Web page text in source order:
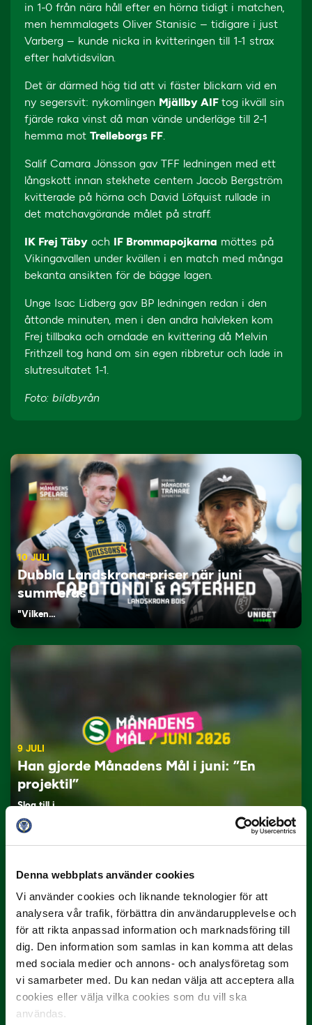
Denna webbplats använder cookies
Vi använder cookies och liknande teknologier för att
analysera vår trafik, förbättra din användarupplevelse och
för att rikta anpassad information och marknadsföring till
dig. Den information som samlas in kan komma att delas
med sociala medier och annons- och analysföretag som
vi samarbeter med. Du kan nedan välja att acceptera alla
cookies eller välja vilka cookies som du vill ska
användas.
in 1-0 från nära håll efter en hörna tidigt i matchen,
men hemmalagets Oliver Stanisic – tidigare i just
Varberg – kunde nicka in kvitteringen till 1-1 strax
efter halvtidsvilan.
Det är därmed hög tid att vi fäster blickarn vid en
ny segersvit: nykomlingen Mjällby AIF tog ikväll sin
fjärde raka vinst då man vände underläge till 2-1
hemma mot Trelleborgs FF.
Salif Camara Jönsson gav TFF ledningen med ett
långskott innan stekhete centern Jacob Bergström
kvitterade på hörna och David Löfquist rullade in
det matchavgörande målet på straff.
IK Frej Täby och IF Brommapojkarna möttes på
Vikingavallen under kvällen i en match med många
bekanta ansikten för de bägge lagen.
Unge Isac Lidberg gav BP ledningen redan i den
åttonde minuten, men i den andra halvleken kom
Frej tillbaka och orndade en kvittering då Melvin
Frithzell tog hand om sin egen ribbretur och lade in
slutresultatet 1-1.
Foto: bildbyrån
10 JULI
Dubbla Landskrona-priser när juni
summeras
"Vilken…
9 JULI
Han gjorde Månadens Mål i juni: ”En
projektil”
Slog till i…
3 JULI
Rösta på Månadens Spelare i juni
Yttrar gör…